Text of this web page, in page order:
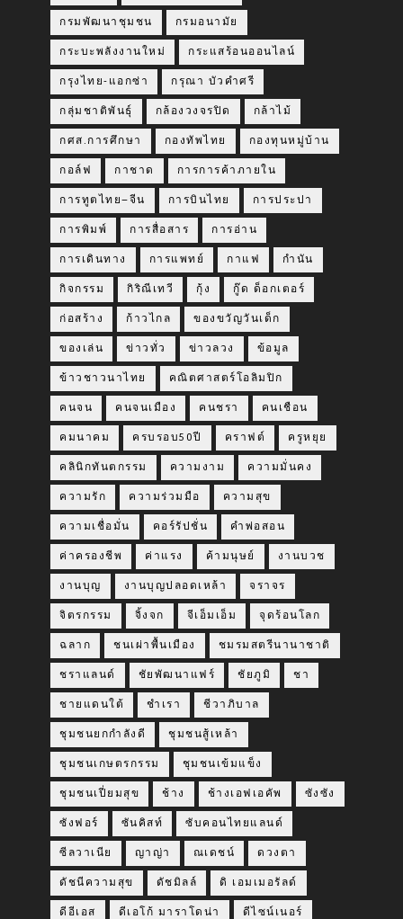
กรมพัฒนาชุมชน กรมอนามัย
กระบะพลังงานใหม่ กระแสร้อนออนไลน์
กรุงไทย-แอกซ่า กรุณา บัวคำศรี
กลุ่มชาติพันธุ์ กล้องวงจรปิด กล้าไม้
กศส.การศึกษา กองทัพไทย กองทุนหมู่บ้าน
กอล์ฟ กาชาด การการค้าภายใน
การทูตไทย–จีน การบินไทย การประปา
การพิมพ์ การสื่อสาร การอ่าน
การเดินทาง การแพทย์ กาแฟ กำนัน
กิจกรรม กิริณีเทวี กุ้ง กู๊ด ด็อกเตอร์
ก่อสร้าง ก้าวไกล ของขวัญวันเด็ก
ของเล่น ข่าวทั่ว ข่าวลวง ข้อมูล
ข้าวชาวนาไทย คณิตศาสตร์โอลิมปิก
คนจน คนจนเมือง คนชรา คนเชือน
คมนาคม ครบรอบ50ปี คราฟต์ ครูหยุย
คลินิกทันตกรรม ความงาม ความมั่นคง
ความรัก ความร่วมมือ ความสุข
ความเชื่อมั่น คอร์รัปชั่น คำพ่อสอน
ค่าครองชีพ ค่าแรง ค้ามนุษย์ งานบวช
งานบุญ งานบุญปลอดเหล้า จราจร
จิตรกรรม จิ้งจก จีเอ็มเอ็ม จุดร้อนโลก
ฉลาก ชนเผ่าพื้นเมือง ชมรมสตรีนานาชาติ
ชราแลนด์ ชัยพัฒนาแฟร์ ชัยภูมิ ชา
ชายแดนใต้ ชำเรา ชีวาภิบาล
ชุมชนยกกำลังดี ชุมชนสู้เหล้า
ชุมชนเกษตรกรรม ชุมชนเข้มแข็ง
ชุมชนเปี่ยมสุข ช้าง ช้างเอฟเอคัพ ซังซัง
ซังฟอร์ ซันคิสท์ ซับคอนไทยแลนด์
ซีลวาเนีย ญาญ่า ณเดชน์ ดวงตา
ดัชนีความสุข ดัชมิลล์ ดิ เอมเมอรัลด์
ดีอีเอส ดีเอโก้ มาราโดน่า ดีไซน์เนอร์